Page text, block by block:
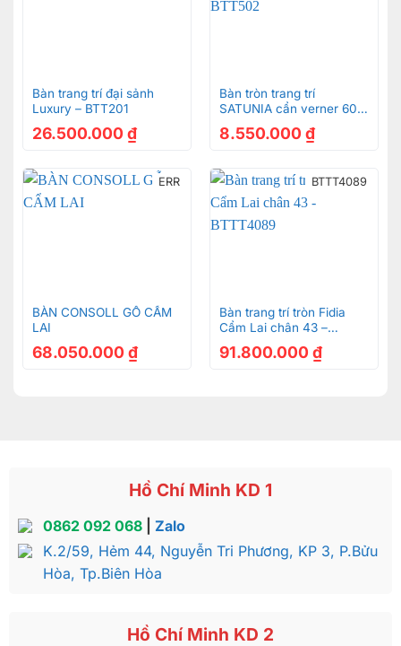
Bàn trang trí đại sảnh
Luxury – BTT201
26.500.000 ₫
Bàn tròn trang trí
SATUNIA cẩn verner 60
8.550.000 ₫
ERR
BÀN CONSOLL GỖ CẨM
LAI
68.050.000 ₫
BTTT4089
Bàn trang trí tròn Fidia
Cẩm Lai chân 43 –
91.800.000 ₫
Hồ Chí Minh KD 1
0862 092 068| Zalo
K.2/59, Hẻm 44, Nguyễn Tri Phương, KP 3, P.Bửu
Hòa, Tp.Biên Hòa
Hồ Chí Minh KD 2